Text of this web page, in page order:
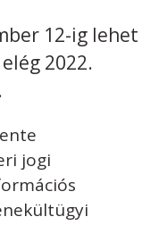
12-ig lehet
2022.
jogi